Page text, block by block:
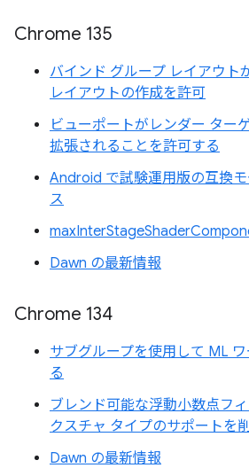
Chrome 135
バインド グループ レイアウト
レイアウトの作成を許可
ビューポートがレンダー ター
拡張されることを許可する
Android で試験運用版の互換
ス
Dawn の最新情報
Chrome 134
サブグループを使用して ML
る
ブレンド可能な浮動小数点フ
クスチャ タイプのサポートを
Dawn の最新情報